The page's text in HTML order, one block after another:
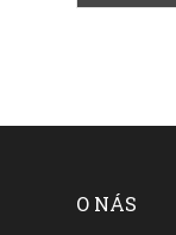
O NÁS